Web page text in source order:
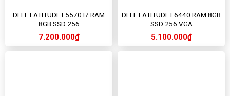
DELL LATITUDE E5570 I7 RAM
8GB SSD 256
7.200.000₫
DELL LATITUDE E6440 RAM 8GB
SSD 256 VGA
5.100.000₫